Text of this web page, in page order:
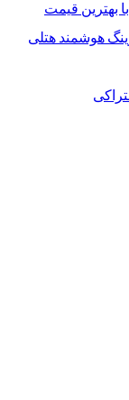
بهترین قیمت
هوشمند هتلی